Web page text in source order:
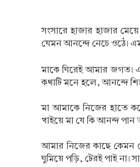
সংসারে হাজার হাজার
যেমন আনন্দে নেচে ওঠে।
মাকে ঘিরেই আমার
কথাটি মনে হলে, আনন্দে
মা আমাকে নিজের হাতে
খাইয়ে মা যে কি আনন্দ পান
আমার নিজের কাছে কেমন
ঘুমিয়ে পড়ি, টেরই পাই